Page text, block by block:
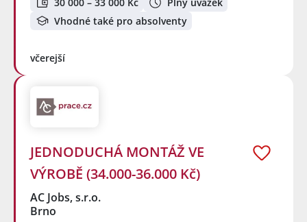
Vhodné také pro absolventy
včerejší
JEDNODUCHÁ MONTÁŽ VE
VÝROBĚ (34.000-36.000 Kč)
AC Jobs, s.r.o.
Brno